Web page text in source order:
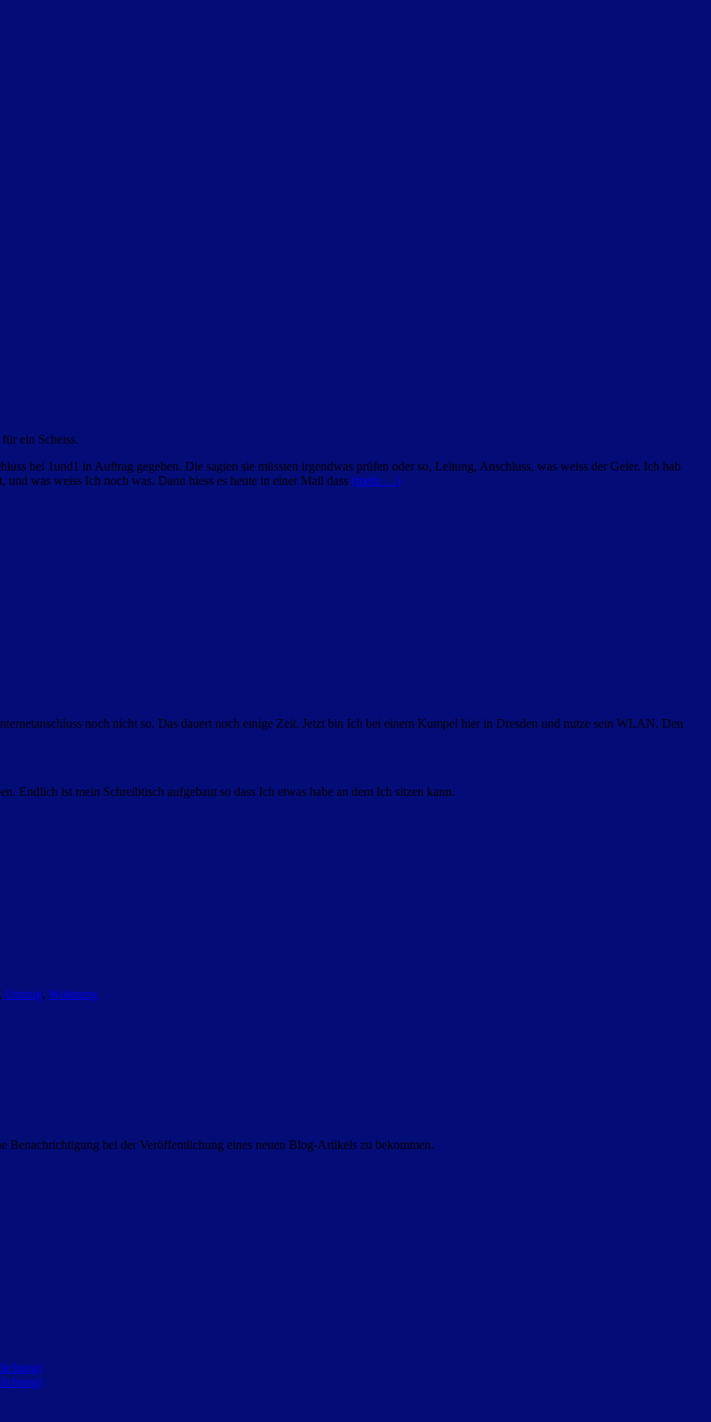
ein Scheiss.
bei 1und1 in Auftrag gegeben. Die sagten sie müssten irgendwas prüfen oder so, Leitung, Anschluss, was weiss der Geier. Ich hab
was weiss Ich noch was. Dann hiess es heute in einer Mail dass (mehr …)
noch nicht so. Das dauert noch einige Zeit. Jetzt bin Ich bei einem Kumpel hier in Dresden und nutze sein WLAN. Den
Endlich ist mein Schreibtisch aufgebaut so dass Ich etwas habe an dem Ich sitzen kann.
Umzug, Wohnung
Benachrichtigung bei der Veröffentlichung eines neuen Blog-Artikels zu bekommen.